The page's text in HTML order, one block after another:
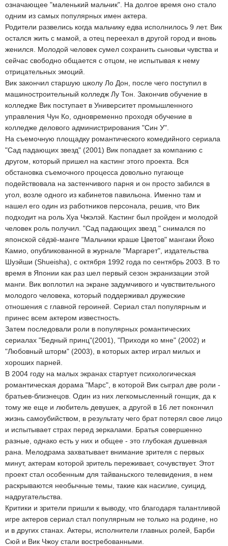
означающее "маленький мальчик". На долгое время оно стало
одним из самых популярных имен актера.
Родители развелись когда мальчику едва исполнилось 9 лет. Вик
остался жить с мамой, а отец переехал в другой город и вновь
женился. Молодой человек сумел сохранить сыновьи чувства и
сейчас свободно общается с отцом, не испытывая к нему
отрицательных эмоций.
Вик закончил старшую школу Ло Дон, после чего поступил в
машиностроительный колледж Лу Тон. Закончив обучение в
колледже Вик поступает в Университет промышленного
управления Чун Ко, одновременно проходя обучение в
колледже делового администрирования "Син У".
На съемочную площадку романтического комедийного сериала
"Сад падающих звезд" (2001) Вик попадает за компанию с
другом, который пришел на кастинг этого проекта. Вся
обстановка съемочного процесса довольно пугающе
подействовала на застенчивого парня и он просто забился в
угол, возле одного из кабинетов павильона. Именно там и
нашел его один из работников персонала, решив, что Вик
подходит на роль Хуа Чжэлэй. Кастинг был пройден и молодой
человек роль получил. "Сад падающих звезд " снимался по
японской сёдзё-манге "Мальчики краше Цветов" мангаки Йоко
Камио, опубликованной в журнале "Маргарет", издательства
Шуэйши (Shueisha), с октября 1992 года по сентябрь 2003. В то
время в Японии как раз шел первый сезон экранизации этой
манги. Вик воплотил на экране задумчивого и чувствительного
молодого человека, который поддерживал дружеские
отношения с главной героиней. Сериал стал популярным и
принес всем актером известность.
Затем последовали роли в популярных романтических
сериалах "Бедный принц"(2001), "Приходи ко мне" (2002) и
"Любовный шторм" (2003), в которых актер играл милых и
хороших парней.
В 2004 году на малых экранах стартует психологическая
романтическая дорама "Марс", в которой Вик сыграл две роли -
братьев-близнецов. Один из них легкомысленный гонщик, да к
тому же еще и любитель девушек, а другой в 16 лет покончил
жизнь самоубийством, в результату чего брат потерял свое лицо
и испытывает страх перед зеркалами. Братья совершенно
разные, однако есть у них и общее - это глубокая душевная
рана. Мелодрама захватывает внимание зрителя с первых
минут, актерам которой зритель переживает, сочувствует. Этот
проект стал особенным для тайваньского телевидения, в нем
раскрываются необычные темы, такие как насилие, суицид,
надругательства.
Критики и зрители пришли к выводу, что благодаря талантливой
игре актеров сериал стал популярным не только на родине, но
и в других станах. Актеры, исполнители главных ролей, Барби
Сюй и Вик Чжоу стали востребованными.